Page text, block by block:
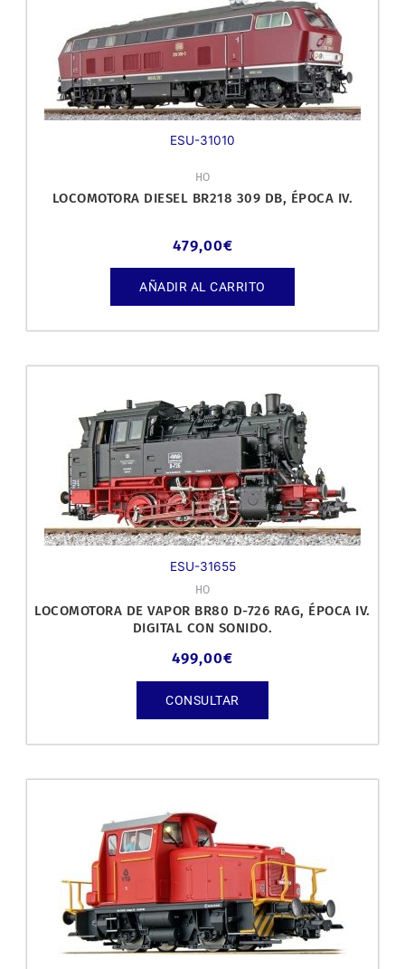
ESU-31010
HO
LOCOMOTORA DIESEL BR218 309 DB, ÉPOCA IV.
479,00€
AÑADIR AL CARRITO
ESU-31655
HO
LOCOMOTORA DE VAPOR BR80 D-726 RAG, ÉPOCA IV.
DIGITAL CON SONIDO.
499,00€
CONSULTAR